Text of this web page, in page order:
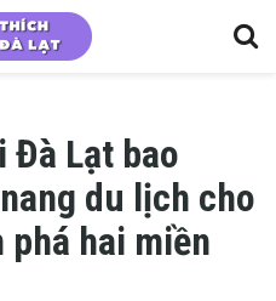
Đà Lạt bao
du lịch cho
hai miền